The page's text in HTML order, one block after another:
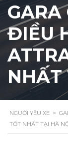
GARA
ĐIỀU
NHẤT
NGƯỜI YÊU XE >
TỐT NHẤT TẠI HÀ